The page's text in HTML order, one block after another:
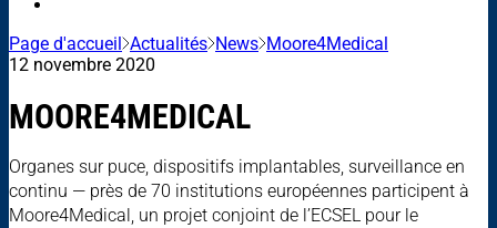
Page d'accueil Actualités News Moore4Medical
12 novembre 2020
MOORE4MEDICAL
Organes sur puce, dispositifs implantables, surveillance en
continu — près de 70 institutions européennes participent à
Moore4Medical, un projet conjoint de l’ECSEL pour le